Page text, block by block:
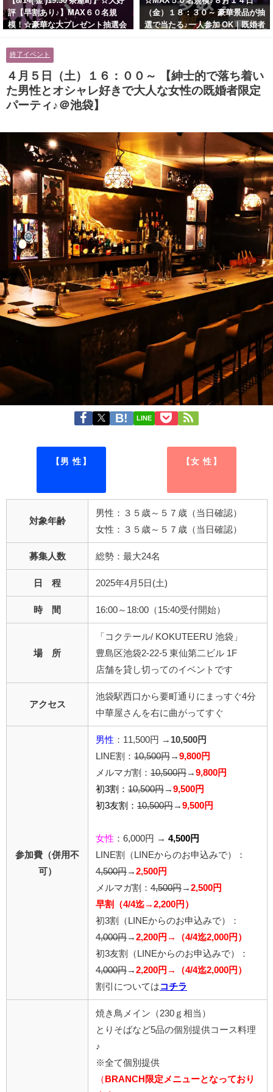
評【早割あり♪】MAX６０名規
模！☆豪華な大プレゼント抽選会
男性とオシャレ好きで落ち着いた
大人女性の既婚者限定ビッグパー
ティー♪＠茶屋町】
（金）１８：３０～ 豪華景品が抽
選で当たる♪一人参加 OK｜既婚者
女性の既婚者限定ビッグパーティ
ー♪＠池袋】
終了イベント
４月５日（土）１６：００～ 【紳士的で落ち着い
た男性とオシャレ好きで大人な女性の既婚者限定
パーティ♪＠池袋】
LINE
【男 性】 【女 性】
対象年齢
男性：３５歳～５７歳（当日確認）
女性：３５歳～５７歳（当日確認）
募集人数 総勢：最大24名
日 程 2025年4月5日(土)
時 間 16:00～18:00（15:40受付開始）
場 所
「コクテール/ KOKUTEERU 池袋」
豊島区池袋2-22-5 東仙第二ビル 1F
店舗を貸し切ってのイベントです
アクセス
池袋駅西口から要町通りにまっすぐ4分
中華屋さんを右に曲がってすぐ
参加費（併用不
可）
男性 ：11,500円 → 10,500 円
LINE割： 10,500円 → 9,800円
メルマガ割： 10,500円 → 9,800円
初3割： 10,500円 → 9,500円
初3友割： 10,500円 → 9,500円
女性 ：6,000円 → 4,500円
LINE割
（LINEからのお申込みで）
：
4,500円 → 2,500円
メルマガ割： 4,500円 → 2,500円
早割（4/4迄→2,200円）
初3割
（LINEからのお申込みで）
：
4,000円 → 2,200円→（4/4迄2,000円）
初3友割
（LINEからのお申込みで）
：
4,000円 → 2,200円→（4/4迄2,000円）
割引については コチラ
焼き鳥メイン（230ｇ相当）
とりそばなど5品の個別提供コース料理
♪
※全て個別提供
（ BRANCH限定メニューとなっており